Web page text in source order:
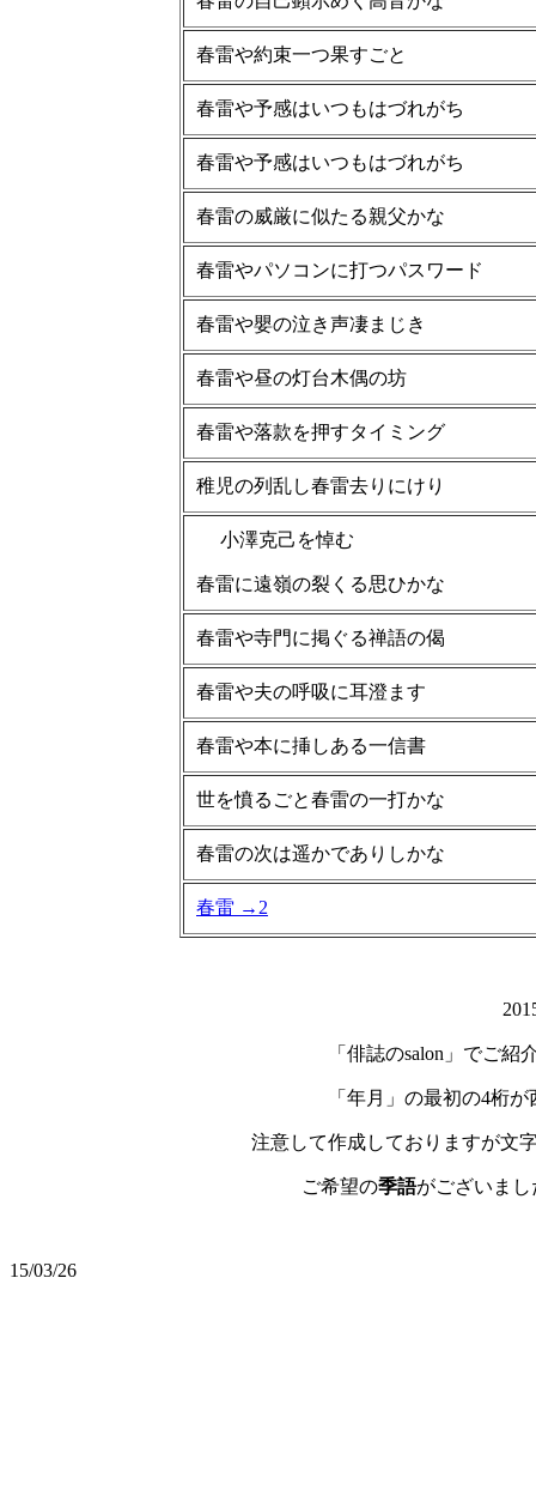
春雷や約束一つ果すごと
春雷や予感はいつもはづれがち
春雷や予感はいつもはづれがち
春雷の威厳に似たる親父かな
春雷やパソコンに打つパスワード
春雷や嬰の泣き声凄まじき
春雷や昼の灯台木偶の坊
春雷や落款を押すタイミング
稚児の列乱し春雷去りにけり
小澤克己を悼む
春雷に遠嶺の裂くる思ひかな
春雷や寺門に掲ぐる禅語の偈
春雷や夫の呼吸に耳澄ます
春雷や本に挿しある一信書
世を憤るごと春雷の一打かな
春雷の次は遥かでありしかな
春雷 →2
「俳誌のsalon」でご
「年月」の最初の4桁
注意して作成しておりますが文
ご希望の季語がございま
15/03/26